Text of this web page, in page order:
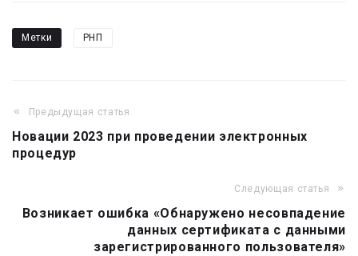
Метки РНП
Навигация
по
записям
Предыдущая статья
Новации 2023 при проведении электронных
процедур
Следующая статья
Возникает ошибка «Обнаружено несовпадение
данных сертификата с данными
зарегистрированного пользователя»